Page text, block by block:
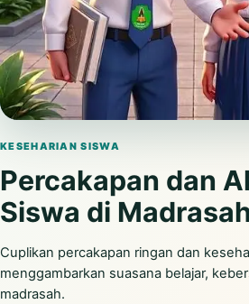
KESEHARIAN SISWA
Percakapan dan
Siswa di
Cuplikan percakapan ringan dan
menggambarkan suasana belajar,
madrasah.
Putar video